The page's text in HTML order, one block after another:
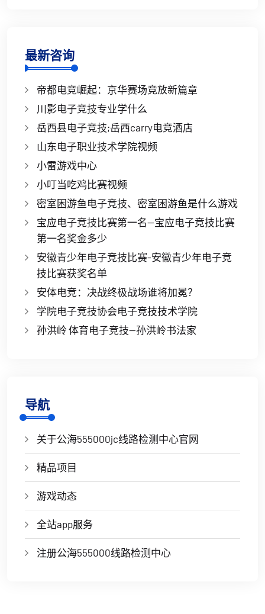
最新咨询
帝都电竞崛起：京华赛场竞放新篇章
川影电子竞技专业学什么
岳西县电子竞技;岳西carry电竞酒店
山东电子职业技术学院视频
小雷游戏中心
小叮当吃鸡比赛视频
密室困游鱼电子竞技、密室困游鱼是什么游戏
宝应电子竞技比赛第一名—宝应电子竞技比赛
第一名奖金多少
安徽青少年电子竞技比赛-安徽青少年电子竞
技比赛获奖名单
安体电竞：决战终极战场谁将加冕？
学院电子竞技协会电子竞技技术学院
孙洪岭 体育电子竞技—孙洪岭书法家
导航
关于公海555000jc线路检测中心官网
精品项目
游戏动态
全站app服务
注册公海555000线路检测中心